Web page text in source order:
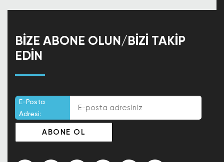
BIZE ABONE OLUN/BIZI TAKIP
EDIN
E-Posta
Adresi: